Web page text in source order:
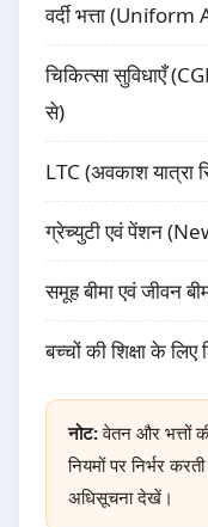
वर्दी भत्ता
चिकित्सा सुविधाएँ
से)
LTC (अवकाश यात्रा
ग्रेच्युटी एवं पेंशन
समूह बीमा एवं जीवन
बच्चों की शिक्षा के लिए
नोट:वेतन और भत्तों
नियमों पर निर्भर
अधिसूचना देखें।